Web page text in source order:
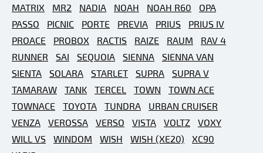
MATRIX
MR2 NADIA NOAH NOAH R60
OPA
PASSO
PICNIC PORTE PREVIA PRIUS
PRIUS IV
PROACE
PROBOX RACTIS RAIZE RAUM
RAV 4
RUNNER
SAI SEQUOIA SIENNA
SIENNA VAN
SIENTA
SOLARA STARLET SUPRA
SUPRA V
TAMARAW
TANK TERCEL TOWN
TOWN ACE
TOWNACE
TOYOTA TUNDRA
URBAN CRUISER
VENZA
VEROSSA VERSO VISTA VOLTZ
VOXY
WILL VS
WINDOM WISH WISH (XE20)
XC90